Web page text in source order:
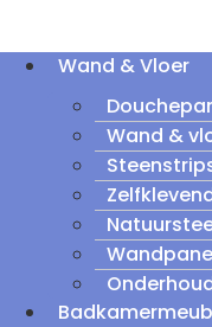
Wand & Vloer
Wand &